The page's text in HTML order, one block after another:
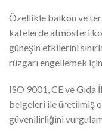
Özellikle balkon ve
kafelerde atmosferi
güneşin etkilerini
rüzgarı engellemek
ISO 9001, CE ve
belgeleri ile üretilmiş
güvenilirliğini